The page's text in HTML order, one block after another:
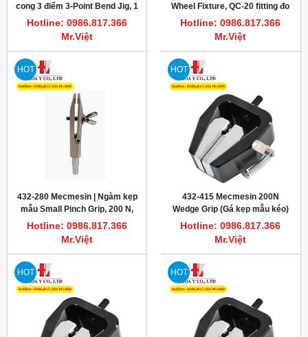
cong 3 điểm 3-Point Bend Jig, 1
kN, Aluminium, T-slot base
Hotline: 0986.817.366
Mr.Việt
Wheel Fixture, QC-20 fitting đo
độ bám dính băng keo
Hotline: 0986.817.366
Mr.Việt
HOT
432-280 Mecmesin | Ngàm kẹp
mẫu Small Pinch Grip, 200 N,
10-32 UNF
Hotline: 0986.817.366
Mr.Việt
HOT
432-415 Mecmesin 200N
Wedge Grip (Gá kẹp mẫu kéo)
Hotline: 0986.817.366
Mr.Việt
HOT HOT